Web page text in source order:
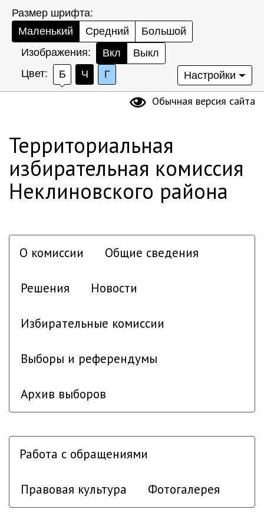
Размер шрифта:
Маленький
Средний
Большой
Изображения:
Вкл
Выкл
Цвет:
Б Ч Г Настройки
Обычная версия сайта
Территориальная
избирательная комиссия
Неклиновского района
О комиссии Общие сведения
Решения Новости
Избирательные комиссии
Выборы и референдумы
Архив выборов
Работа с обращениями
Правовая культура Фотогалерея